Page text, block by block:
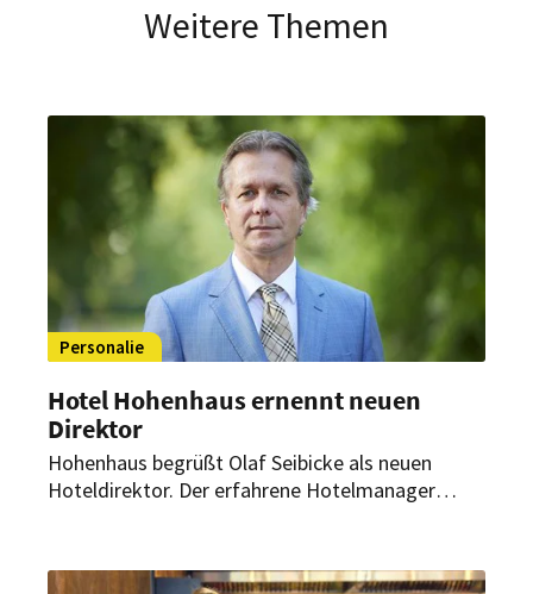
Weitere Themen
Personalie
Hotel Hohenhaus ernennt neuen
Direktor
Hohenhaus begrüßt Olaf Seibicke als neuen
Hoteldirektor. Der erfahrene Hotelmanager
umfassende Expertise sowie frische Impulse für